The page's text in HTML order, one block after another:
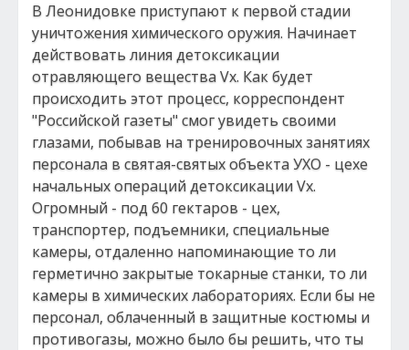
В Леонидовке приступают к первой стадии
уничтожения химического оружия. Начинает
действовать линия детоксикации
отравляющего вещества Vx. Как будет
происходить этот процесс, корреспондент
"Российской газеты" смог увидеть своими
глазами, побывав на тренировочных занятиях
персонала в святая-святых объекта УХО - цехе
начальных операций детоксикации Vx.
Огромный - под 60 гектаров - цех,
транспортер, подъемники, специальные
камеры, отдаленно напоминающие то ли
герметично закрытые токарные станки, то ли
камеры в химических лабораториях. Если бы не
персонал, облаченный в защитные костюмы и
противогазы, можно было бы решить, что ты